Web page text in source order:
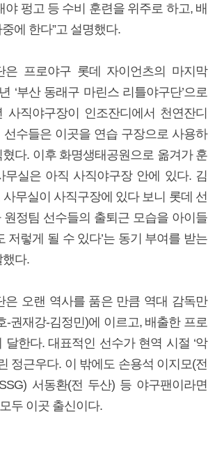
야 펑고 등 수비 훈련을 위주로 하고, 배
에 한다”고 설명했다.
은 프로야구 롯데 자이언츠의 마지막
‘부산 동래구 마린스 리틀야구단’으로
사직야구장이 인조잔디에서 천연잔디
선수들은 이곳을 연습 구장으로 사용하
다. 이후 화명생태공원으로 옮겨가 훈
무실은 아직 사직야구장 안에 있다. 김
사무실이 사직구장에 있다 보니 롯데 선
원정팀 선수들의 출퇴근 모습을 아이들
저렇게 될 수 있다’는 동기 부여를 받는
했다.
은 오랜 역사를 품은 만큼 역대 감독만
-권재강-김정민)에 이르고, 배출한 프로
달한다. 대표적인 선수가 현역 시절 ‘악
정근우다. 이 밖에도 손용석 이지모(전
서동환(전 두산) 등 야구팬이라면
두 이곳 출신이다.